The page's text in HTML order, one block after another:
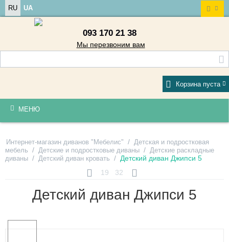
RU UA
093 170 21 38
Мы перезвоним вам
Корзина пуста
МЕНЮ
Интернет-магазин диванов "Мебелис" / Детская и подростковая
мебель / Детские и подростковые диваны / Детские раскладные
диваны / Детский диван кровать / Детский диван Джипси 5
19
32
Детский диван Джипси 5